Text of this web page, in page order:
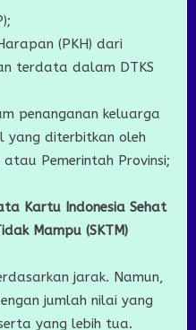
(PKH) dari
terdata dalam DTKS
penanganan keluarga
yang diterbitkan oleh
Pemerintah Provinsi;
Kartu Indonesia Sehat
Mampu (SKTM)
jarak. Namun,
jumlah nilai yang
yang lebih tua.